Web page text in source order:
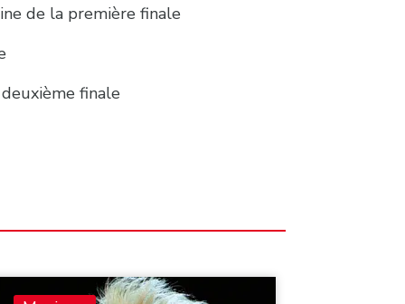
de la première finale
deuxième finale